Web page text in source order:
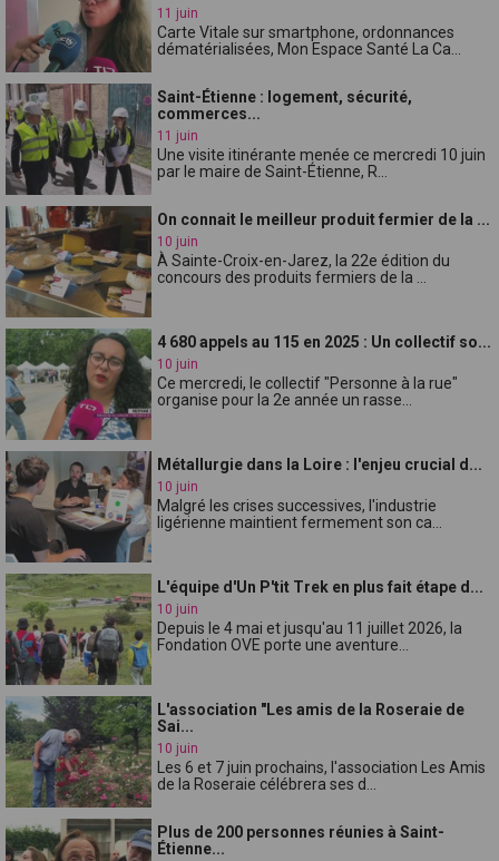
11 juin
Carte Vitale sur smartphone, ordonnances
dématérialisées, Mon Espace Santé La Ca...
Saint-Étienne : logement, sécurité,
commerces...
11 juin
Une visite itinérante menée ce mercredi 10 juin
par le maire de Saint-Étienne, R...
On connait le meilleur produit fermier de la ...
10 juin
À Sainte-Croix-en-Jarez, la 22e édition du
concours des produits fermiers de la ...
4 680 appels au 115 en 2025 : Un collectif so...
10 juin
Ce mercredi, le collectif "Personne à la rue"
organise pour la 2e année un rasse...
Métallurgie dans la Loire : l'enjeu crucial d...
10 juin
Malgré les crises successives, l'industrie
ligérienne maintient fermement son ca...
L'équipe d'Un P'tit Trek en plus fait étape d...
10 juin
Depuis le 4 mai et jusqu'au 11 juillet 2026, la
Fondation OVE porte une aventure...
L'association "Les amis de la Roseraie de
Sai...
10 juin
Les 6 et 7 juin prochains, l'association Les Amis
de la Roseraie célébrera ses d...
Plus de 200 personnes réunies à Saint-
Étienne...